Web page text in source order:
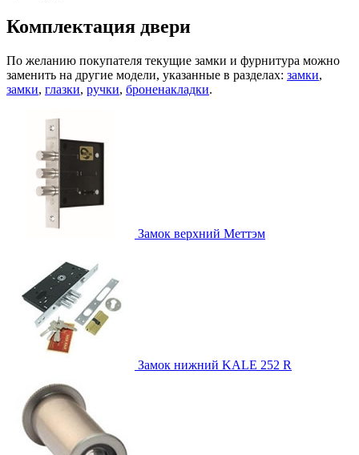
Комплектация двери
По желанию покупателя текущие замки и фурнитура можно
заменить на другие модели, указанные в разделах: замки,
замки, глазки, ручки, броненакладки.
Замок верхний Меттэм
Замок нижний KALE 252 R